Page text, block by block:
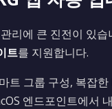
리에 큰 진전이 있
트를 지원합니다.
트 그룹 구성, 복잡
엔드포인트에서